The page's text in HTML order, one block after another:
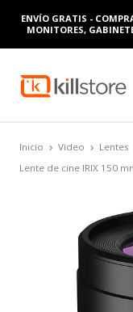
ENVÍO GRATIS -
MONITORES,
Inicio Video Lentes
Lente de cine IRIX 150